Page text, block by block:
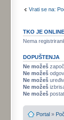
Vrati se na:
TKO JE ONLINE
Nema
DOPUŠTENJA
Ne možeš
Ne možeš
Ne možeš
Ne možeš
Ne možeš
Portal »